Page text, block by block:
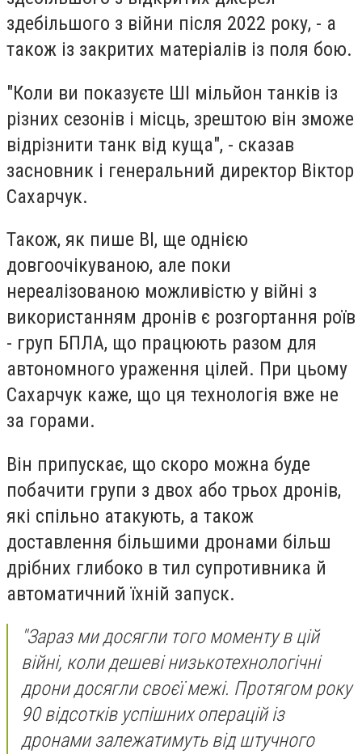
здебільшого з війни після 2022 року, - а
також із закритих матеріалів із поля бою.
"Коли ви показуєте ШІ мільйон танків із
різних сезонів і місць, зрештою він зможе
відрізнити танк від куща", - сказав
засновник і генеральний директор Віктор
Сахарчук.
Також, як пише BI, ще однією
довгоочікуваною, але поки
нереалізованою можливістю у війні з
використанням дронів є розгортання роїв
- груп БПЛА, що працюють разом для
автономного ураження цілей. При цьому
Сахарчук каже, що ця технологія вже не
за горами.
Він припускає, що скоро можна буде
побачити групи з двох або трьох дронів,
які спільно атакують, а також
доставлення більшими дронами більш
дрібних глибоко в тил супротивника й
автоматичний їхній запуск.
"Зараз ми досягли того моменту в цій
війні, коли дешеві низькотехнологічні
дрони досягли своєї межі. Протягом року
90 відсотків успішних операцій із
дронами залежатимуть від штучного